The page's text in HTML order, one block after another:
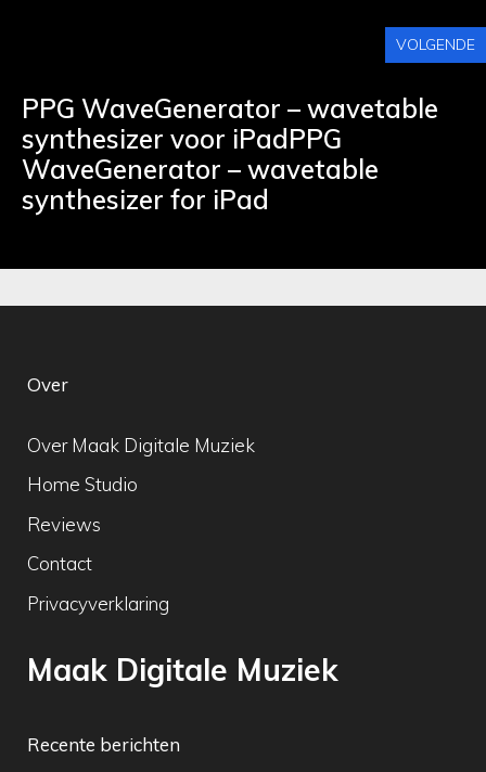
VOLGENDE
PPG WaveGenerator – wavetable
synthesizer voor iPadPPG
WaveGenerator – wavetable
synthesizer for iPad
Over
Over Maak Digitale Muziek
Home Studio
Reviews
Contact
Privacyverklaring
Maak Digitale Muziek
Recente berichten